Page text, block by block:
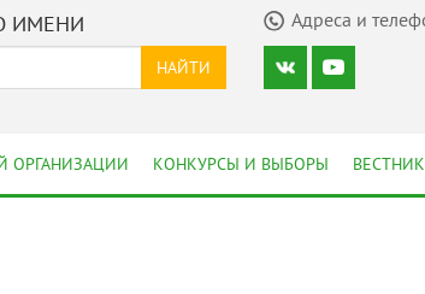
ИМЕНИ Адреса и
НАЙТИ
ОРГАНИЗАЦИИ КОНКУРСЫ И ВЫБОРЫ